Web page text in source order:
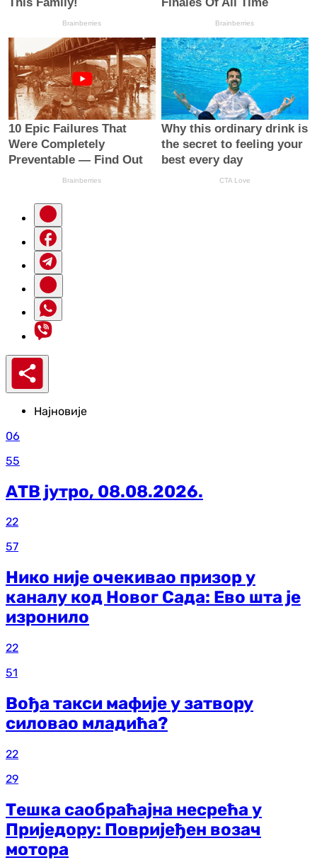
Најновије
06
55
АТВ јутро, 08.08.2026.
22
57
Нико није очекивао призор у
каналу код Новог Сада: Ево шта је
изронило
22
51
Вођа такси мафије у затвору
силовао младића?
22
29
Тешка саобраћајна несрећа у
Приједору: Повријеђен возач
мотора